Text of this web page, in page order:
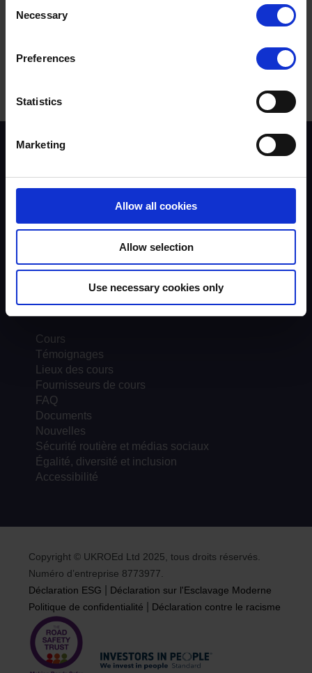
Selection
Necessary
Preferences
Statistics
Marketing
Allow all cookies
Allow selection
Use necessary cookies only
Contexte du programme
Formateurs
Tendances et statistiques
Assurance qualité
À propos de UKROEd
Road Safety Trust
Driver Top-Up
Multimédia
Cours
Témoignages
Lieux des cours
Fournisseurs de cours
FAQ
Documents
Nouvelles
Sécurité routière et médias sociaux
Égalité, diversité et inclusion
Accessibilité
Copyright © UKROEd Ltd 2025, tous droits réservés.
Numéro d’entreprise 8773977.
Déclaration ESG
Déclaration sur l'Esclavage Moderne
Politique de confidentialité
Déclaration contre le racisme